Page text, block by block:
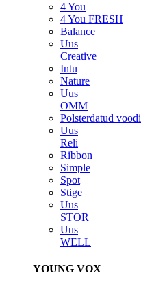
4 You
4 You FRESH
Balance
Uus
Creative
Intu
Nature
Uus
OMM
Polsterdatud
Uus
Reli
Ribbon
Simple
Spot
Stige
Uus
STOR
Uus
WELL
YOUNG VOX